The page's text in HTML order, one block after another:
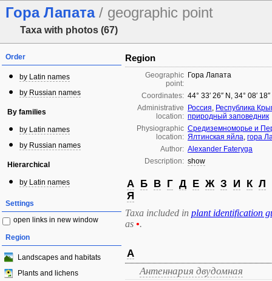
Гора Лапата / geographic point
Taxa with photos (67)
Order
by Latin names
by Russian names
By families
by Latin names
by Russian names
Hierarchical
by Latin names
Settings
open links in new window
Region
Landscapes and habitats
Plants and lichens
Region
Geographic
point:
Гора Лапата
Coordinates: 44° 33′ 26″ N, 34° 08′
Administrative
location:
Россия, Республика
природный заповедник
Physiographic
location:
Средиземноморье и
Ялтинская яйла, гора
Author: Alexander Fateryga
Description: show
А Б В Г Д Е Ж З И К Л
Я
Taxa included in plant identification
as •.
А
Антеннария двудомная